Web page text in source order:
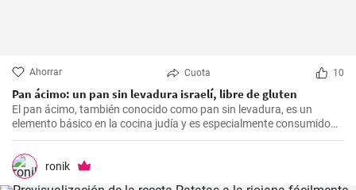
Ahorrar Cuota 10
Pan ácimo: un pan sin levadura israelí, libre de gluten
El pan ácimo, también conocido como pan sin levadura, es un
elemento básico en la cocina judía y es especialmente consumido
durante Pesaj. En esta receta, te mostraré cómo hacer tu propio
pan ácimo casero de manera sencilla y deliciosa.
ronik